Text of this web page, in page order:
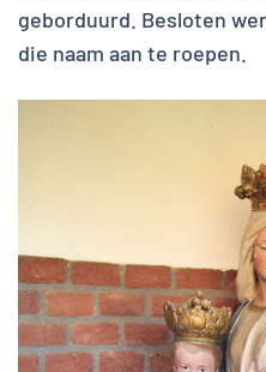
geborduurd. Besloten
die naam aan te roepen.